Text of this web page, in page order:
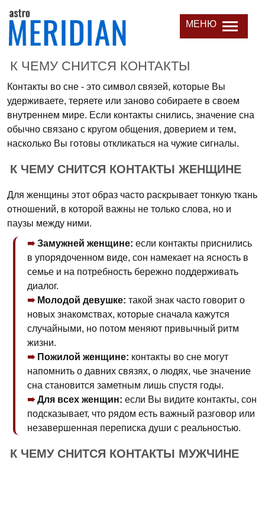
МЕНЮ
К ЧЕМУ СНИТСЯ КОНТАКТЫ
Контакты во сне - это символ связей, которые Вы
удерживаете, теряете или заново собираете в своем
внутреннем мире. Если контакты снились, значение сна
обычно связано с кругом общения, доверием и тем,
насколько Вы готовы откликаться на чужие сигналы.
К ЧЕМУ СНИТСЯ КОНТАКТЫ ЖЕНЩИНЕ
Для женщины этот образ часто раскрывает тонкую ткань
отношений, в которой важны не только слова, но и
паузы между ними.
Замужней женщине: если контакты приснились
в упорядоченном виде, сон намекает на ясность в
семье и на потребность бережно поддерживать
диалог.
Молодой девушке: такой знак часто говорит о
новых знакомствах, которые сначала кажутся
случайными, но потом меняют привычный ритм
жизни.
Пожилой женщине: контакты во сне могут
напомнить о давних связях, о людях, чье значение
сна становится заметным лишь спустя годы.
Для всех женщин: если Вы видите контакты, сон
подсказывает, что рядом есть важный разговор или
незавершенная переписка души с реальностью.
К ЧЕМУ СНИТСЯ КОНТАКТЫ МУЖЧИНЕ